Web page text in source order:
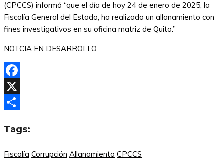
(CPCCS) informó “que el día de hoy 24 de enero de 2025, la
Fiscalía General del Estado, ha realizado un allanamiento con
fines investigativos en su oficina matriz de Quito.”
NOTCIA EN DESARROLLO
Facebook
X
Tags:
Fiscalía Corrupción Allanamiento CPCCS